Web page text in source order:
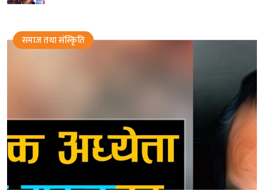
समाज तथा संस्किृति